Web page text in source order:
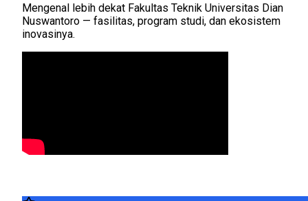
Mengenal lebih dekat Fakultas Teknik Universitas Dian
Nuswantoro — fasilitas, program studi, dan ekosistem
inovasinya.